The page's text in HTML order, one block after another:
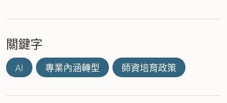
關鍵字
AI 專業內涵轉型 師資培育政策